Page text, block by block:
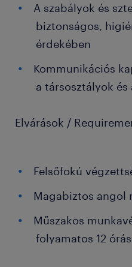
A szabályok és
biztonságos,
érdekében
Kommunikációs
a társosztályok
Elvárások /
Felsőfokú
Magabiztos angol
Műszakos
folyamatos 12